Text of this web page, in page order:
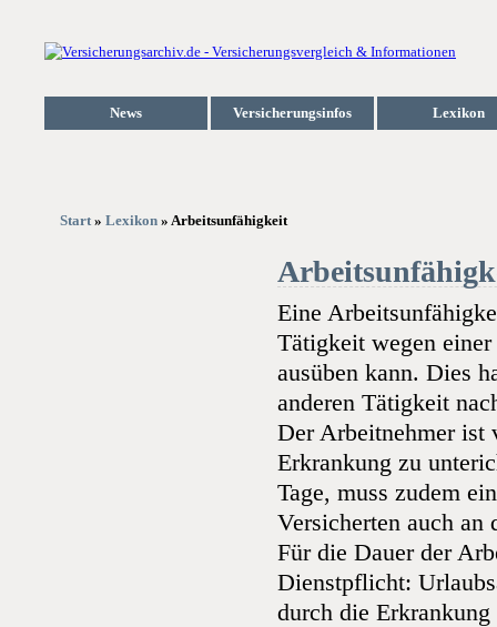
News Versicherungsinfos Lexikon
Start» Lexikon » Arbeitsunfähigkeit
Eine
Tätigkeit wegen
ausüben kann. Dies
anderen Tätigkeit
Der Arbeitnehmer ist
Erkrankung zu
Tage, muss zudem
Versicherten auch an
Für die Dauer der
Dienstpflicht:
durch die